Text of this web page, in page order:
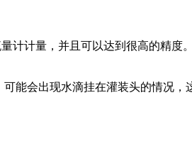
计量，并且可以达到很高的精度
会出现水滴挂在灌装头的情况，